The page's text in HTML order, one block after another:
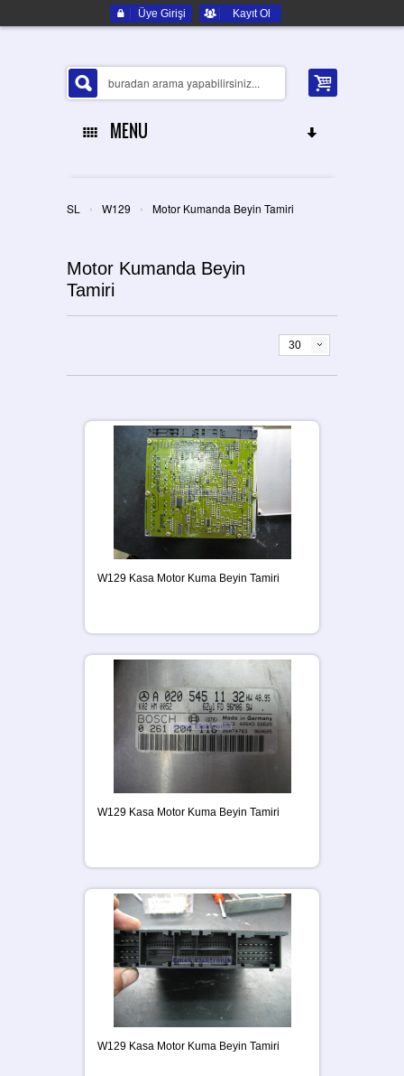
Üye Girişi Kayıt Ol
MENU
ELEKTRONIK YEDEK PARÇA
İLETIŞIM
SL › W129 › Motor Kumanda Beyin Tamiri
Motor Kumanda Beyin
Tamiri
30
W129 Kasa Motor Kuma Beyin Tamiri
W129 Kasa Motor Kuma Beyin Tamiri
W129 Kasa Motor Kuma Beyin Tamiri